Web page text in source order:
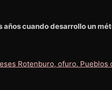
años cuando desarrollo un